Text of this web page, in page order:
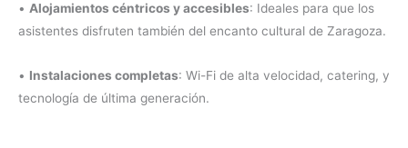
• Alojamientos céntricos y accesibles: Ideales para que los
asistentes disfruten también del encanto cultural de Zaragoza.
• Instalaciones completas: Wi-Fi de alta velocidad, catering, y
tecnología de última generación.